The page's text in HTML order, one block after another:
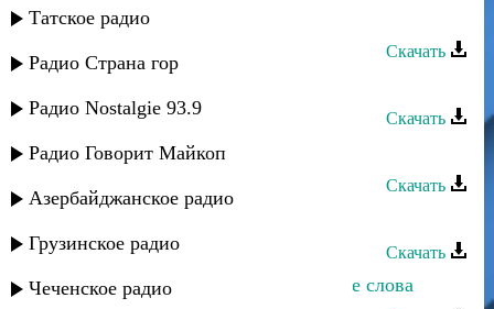
Татское радио
Радио Страна гор
Радио Nostalgie 93.9
Радио Говорит Майкоп
Азербайджанское радио
Грузинское радио
Чеченское радио
Асхат Айдемиров - Лейла
Скачать
Скачать
Асхат Айдемиров - Анамма
Скачать
Скачать
Асхат Айдемиров - Бессмысленные слова